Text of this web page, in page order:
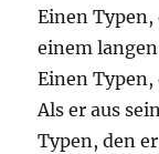
Einen Typen,
einem
Einen
Als er aus
Typen, den